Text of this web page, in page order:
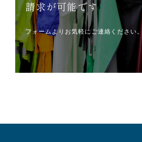
請求が可能です
フォームよりお気軽にご連絡ください。